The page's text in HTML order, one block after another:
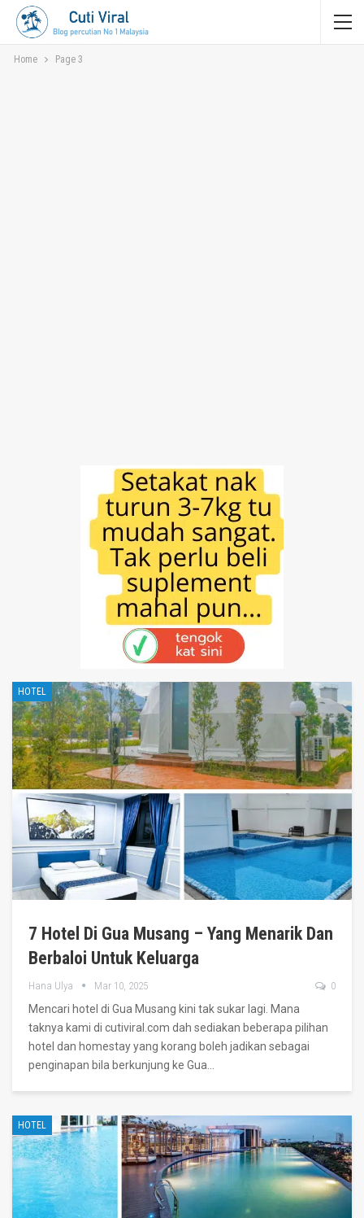
Home Page 3
HOTEL
7 Hotel Di Gua Musang – Yang Menarik Dan
Berbaloi Untuk Keluarga
Hana Ulya Mar 10, 2025 0
Mencari hotel di Gua Musang kini tak sukar lagi. Mana
taknya kami di cutiviral.com dah sediakan beberapa pilihan
hotel dan homestay yang korang boleh jadikan sebagai
penginapan bila berkunjung ke Gua
HOTEL